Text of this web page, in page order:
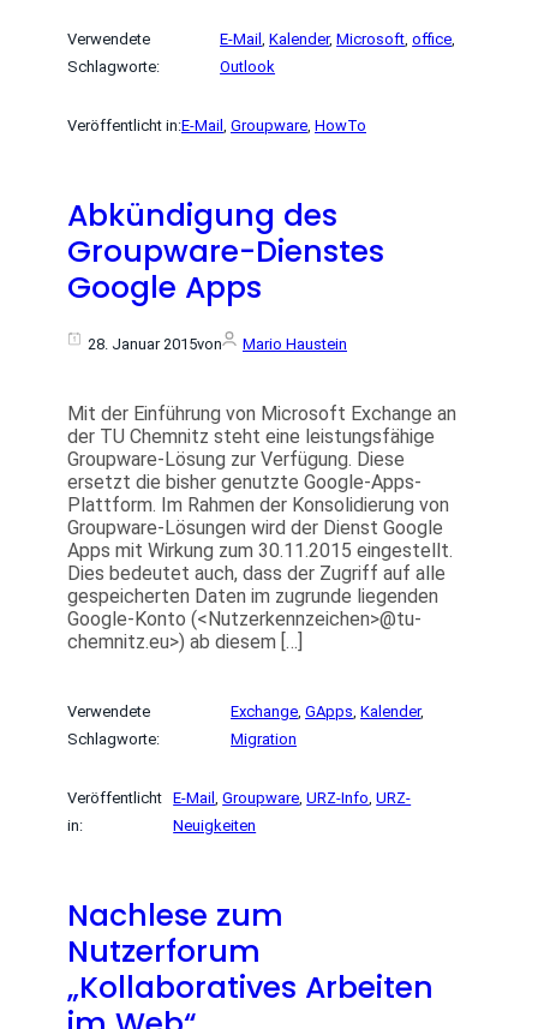
Verwendete
Schlagworte:
E-Mail, Kalender, Microsoft, office
Outlook
Veröffentlicht in:E-Mail , Groupware, HowTo
Abkündigung des
Groupware-Dienstes
Google Apps
28. Januar 2015von Mario Haustein
Mit der Einführung von Microsoft Exchange an
der TU Chemnitz steht eine leistungsfähige
Groupware-Lösung zur Verfügung. Diese
ersetzt die bisher genutzte Google-Apps-
Plattform. Im Rahmen der Konsolidierung von
Groupware-Lösungen wird der Dienst Google
Apps mit Wirkung zum 30.11.2015 eingestellt.
Dies bedeutet auch, dass der Zugriff auf alle
gespeicherten Daten im zugrunde liegenden
Google-Konto (<Nutzerkennzeichen>@tu-
chemnitz.eu>) ab diesem […]
Verwendete
Schlagworte:
Exchange, GApps, Kalender
Migration
Veröffentlicht
in:
E-Mail, Groupware, URZ-Info, URZ-
Neuigkeiten
Nachlese zum
Nutzerforum
„Kollaboratives Arbeiten